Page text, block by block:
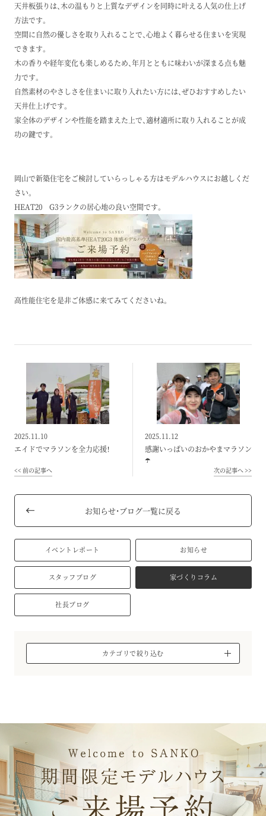
イベントレポート お知らせ
スタッフブログ 家づくりコラム
社長ブログ
カテゴリで絞り込む
天井板張りは、木の温もりと上質なデザインを同時に叶える人気の仕上げ
方法です。
空間に自然の優しさを取り入れることで、心地よく暮らせる住まいを実現
できます。
木の香りや経年変化も楽しめるため、年月とともに味わいが深まる点も魅
力です。
自然素材のやさしさを住まいに取り入れたい方には、ぜひおすすめしたい
天井仕上げです。
家全体のデザインや性能を踏まえた上で、適材適所に取り入れることが成
功の鍵です。
岡山で新築住宅をご検討していらっしゃる方はモデルハウスにお越しくだ
さい。
HEAT20 G3ランクの居心地の良い空間です。
高性能住宅を是非ご体感に来てみてくださいね。
2025.11.10
エイドでマラソンを全力応援！
前の記事へ
2025.11.12
感謝いっぱいのおかやまマラソン
☂️
次の記事へ
お知らせ・ブログ一覧に戻る